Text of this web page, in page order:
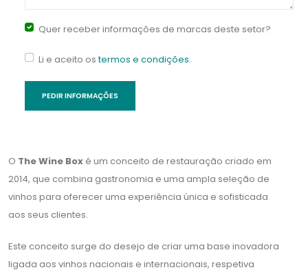
Quer receber informações de marcas deste setor?
Li e aceito ostermos e condições.
O The Wine Box é um conceito de restauração criado em
2014, que combina gastronomia e uma ampla seleção de
vinhos para oferecer uma experiência única e sofisticada
aos seus clientes.
Este conceito surge do desejo de criar uma base inovadora
ligada aos vinhos nacionais e internacionais, respetiva